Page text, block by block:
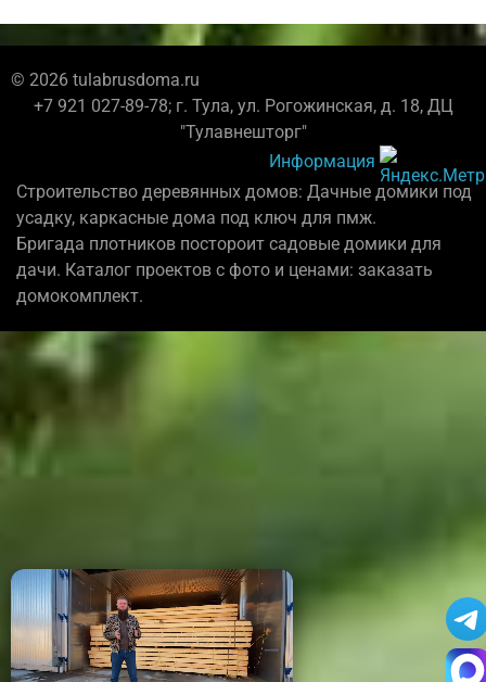
© 2026 tulabrusdoma.ru
+7 921 027-89-78; г. Тула, ул. Рогожинская, д. 18, ДЦ
"Тулавнешторг"
Информация
Строительство деревянных домов: Дачные домики под
усадку, каркасные дома под ключ для пмж.
Бригада плотников постороит садовые домики для
дачи. Каталог проектов с фото и ценами: заказать
домокомплект.